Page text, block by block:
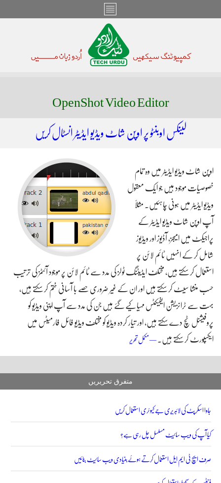
OpenShot Video Editor
لینکس اوبنٹو پر اوپن شاٹ ویڈیو ایڈیٹر انسٹال کریں
اوپن شاٹ ویڈیو ایڈیٹر میں وہ تمام
خصوصیات موجود ہیں جو ایک معقول
ویڈیو ایڈیٹر میں ہونی چاہئیں۔ مثلاً
آپ اوپن شاٹ ویڈیو ایڈیٹر کے
پراجیکٹ میں امیجز، آڈیوز اور ویڈیوز
شامل کر کے انہیں ٹائم لائن پر
استعمال کر سکتے ہیں، مختلف ایڈیٹنگ ٹولز کی مدد سے ٹائم لائن پر موجود آئٹمز کی ترتیب
حسب منشا سیٹ کر سکتے ہیں اور ان کے غیر ضروری حصے با آسانی ختم کر سکتے ہیں،
بہت سے ٹرانزیشن ایفیکٹس مہیا کیے گئے ہیں جن کی مدد سے آپ اپنی ویڈیو کو
پروفیشنل ٹچ دے سکتے ہیں، اور تیار کردہ ویڈیو کو مختلف ویڈیو فائل فارمیٹس میں
ایکسپورٹ کر سکتے ہیں۔ — مکمل تحریر
متفرق تحریریں
جاوا اسکرپٹ کی لائبریری جے کیوئری استعمال کریں
کیا آپ کی ویب سائیٹ مسلسل چل رہی ہے؟
صرف ایچ ٹی ایم ایل استعمال کرتے ہوئے بنیادی ویب سائیٹ بنائیں